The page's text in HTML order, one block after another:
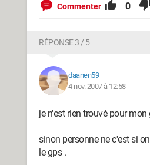
Commenter 0
RÉPONSE 3 / 5
daanen59
4 nov. 2007 à 12:58
je n'est rien trouvé pour
sinon personne ne c'est si
le gps .